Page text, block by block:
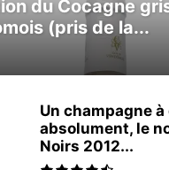
du Cocagne
(pris de la...
Un champagne
absolument, le
Noirs 2012...